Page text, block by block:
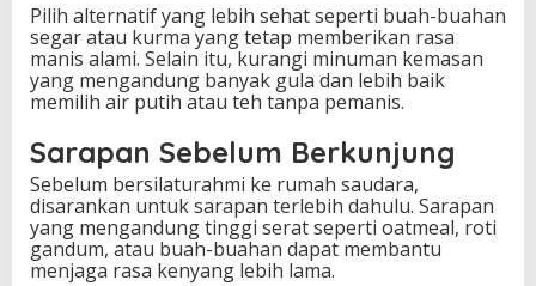
Pilih alternatif yang lebih sehat seperti buah-buahan
segar atau kurma yang tetap memberikan rasa
manis alami. Selain itu, kurangi minuman kemasan
yang mengandung banyak gula dan lebih baik
memilih air putih atau teh tanpa pemanis.
Sarapan Sebelum Berkunjung
Sebelum bersilaturahmi ke rumah saudara,
disarankan untuk sarapan terlebih dahulu. Sarapan
yang mengandung tinggi serat seperti oatmeal, roti
gandum, atau buah-buahan dapat membantu
menjaga rasa kenyang lebih lama.